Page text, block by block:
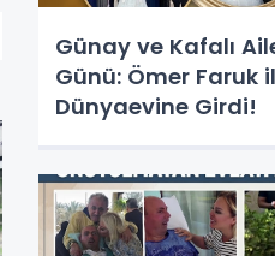
Günay ve Kafalı
Günü: Ömer Faruk
Dünyaevine Girdi!